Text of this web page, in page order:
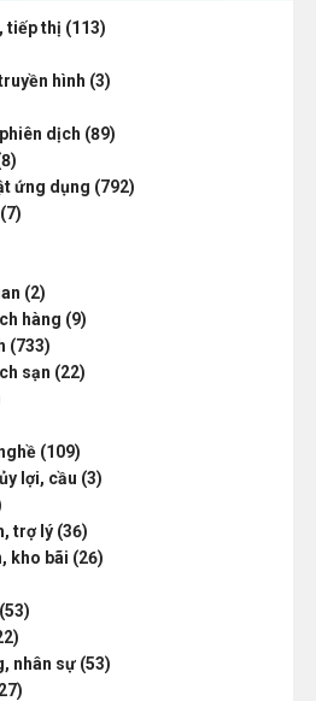
tiếp thị (113)
hình (3)
dịch (89)
ứng dụng (792)
(2)
hàng (9)
(733)
sạn (22)
(109)
lợi, cầu (3)
trợ lý (36)
kho bãi (26)
nhân sự (53)